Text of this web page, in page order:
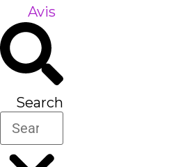
Avis
Search